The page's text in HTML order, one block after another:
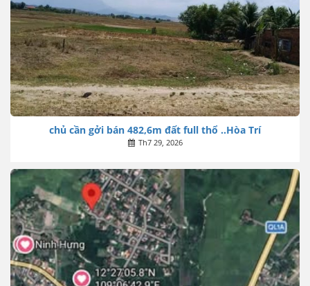
chủ cần gởi bán 482,6m đất full thổ ..Hòa Trí
Th7 29, 2026